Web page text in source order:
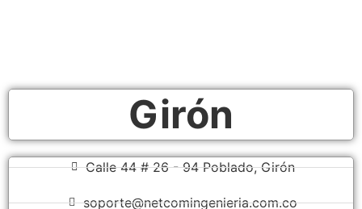
Girón
Calle 44 # 26 - 94 Poblado, Girón
soporte@netcomingenieria.com.co